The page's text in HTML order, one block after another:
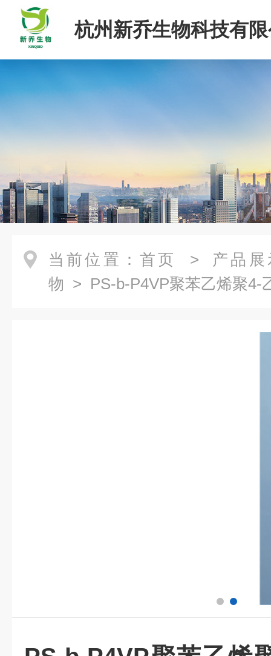
杭州新乔生物科技有
当前位置： 首页 > 产品展
物 > PS-b-P4VP聚苯乙烯聚4-